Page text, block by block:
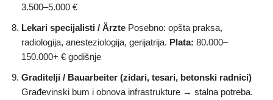
3.500–5.000 €
Lekari specijalisti / Ärzte Posebno: opšta praksa,
radiologija, anesteziologija, gerijatrija. Plata: 80.000–
150.000+ € godišnje
Graditelji / Bauarbeiter (zidari, tesari, betonski radnici)
Građevinski bum i obnova infrastrukture → stalna potreba.